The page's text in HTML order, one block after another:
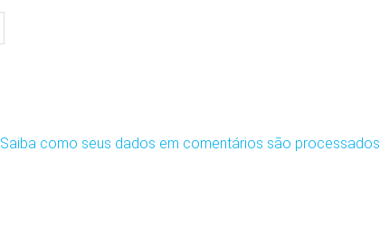
Saiba como seus dados em comentários são processados